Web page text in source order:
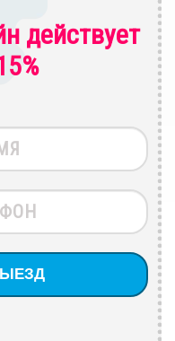
действует